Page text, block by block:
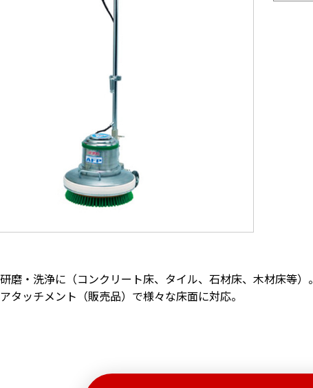
磨・洗浄に（コンクリート床、タイル、石材床、木材床等）。
タッチメント（販売品）で様々な床面に対応。